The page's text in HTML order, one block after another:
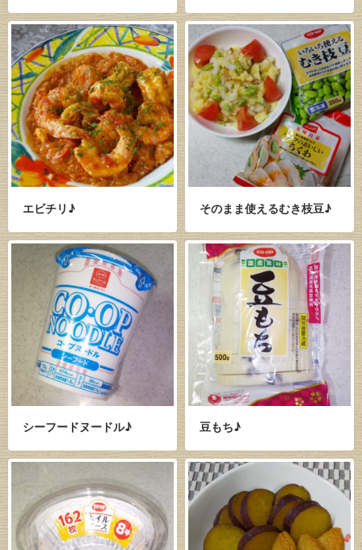
エビチリ♪ そのまま使えるむき枝豆♪
シーフードヌードル♪ 豆もち♪